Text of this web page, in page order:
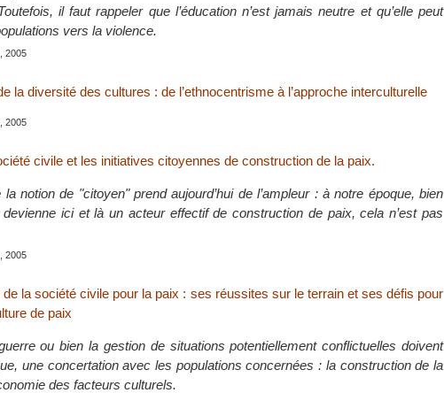
il faut rappeler que l’éducation n’est jamais neutre et qu’elle peut
vers la violence.
2005
la diversité des cultures : de l’ethnocentrisme à l’approche interculturelle
2005
civile et les initiatives citoyennes de construction de la paix.
notion de "citoyen" prend aujourd’hui de l’ampleur : à notre époque, bien
ici et là un acteur effectif de construction de paix, cela n’est pas
2005
de la société civile pour la paix : ses réussites sur le terrain et ses défis pour
de paix
ou bien la gestion de situations potentiellement conflictuelles doivent
une concertation avec les populations concernées : la construction de la
des facteurs culturels.